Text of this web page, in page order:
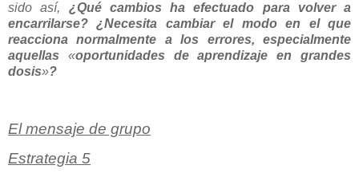
sido así, ¿Qué cambios ha efectuado para volver a
encarrilarse? ¿Necesita cambiar el modo en el que
reacciona normalmente a los errores, especialmente
aquellas «oportunidades de aprendizaje en grandes
dosis»?
El mensaje de grupo
Estrategia 5